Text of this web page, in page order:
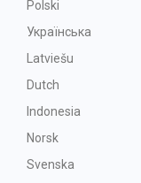
Polski
Українська
Latviešu
Dutch
Indonesia
Norsk
Svenska